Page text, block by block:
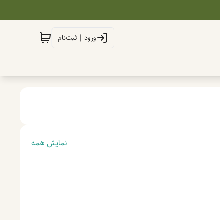
ورود | ثبت‌نام
نمایش همه